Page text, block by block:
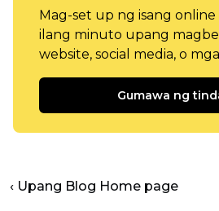
Mag-set up ng isang online
ilang minuto upang
website, social media, o
Gumawa ng
‹ Upang Blog Home page